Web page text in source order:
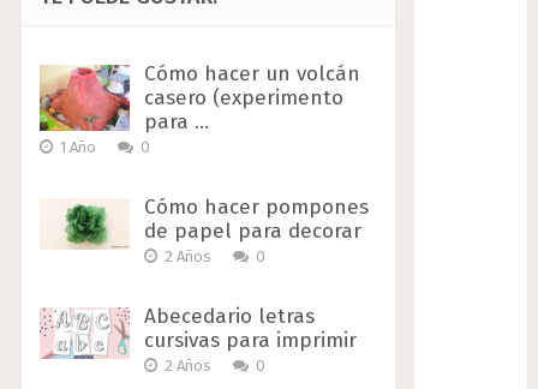
Cómo hacer un volcán
casero (experimento
para …
1 Año 0
Cómo hacer pompones
de papel para decorar
2 Años 0
Abecedario letras
cursivas para imprimir
2 Años 0